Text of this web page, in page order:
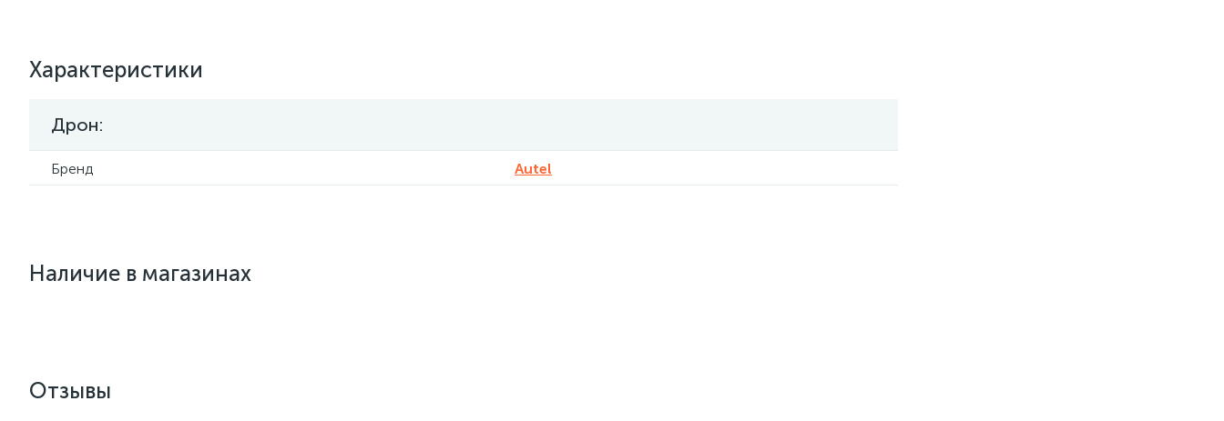
Характеристики
Дрон:
Бренд Autel
Наличие в магазинах
Отзывы